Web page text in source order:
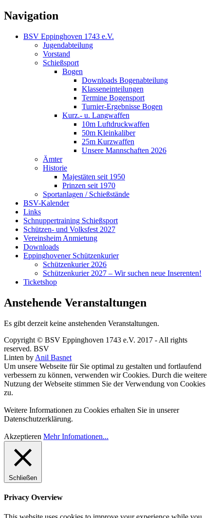
Navigation
BSV Eppinghoven 1743 e.V.
Jugendabteilung
Vorstand
Schießsport
Bogen
Downloads Bogenabteilung
Klasseneinteilungen
Termine Bogensport
Turnier-Ergebnisse Bogen
Kurz.- u. Langwaffen
10m Luftdruckwaffen
50m Kleinkaliber
25m Kurzwaffen
Unsere Mannschaften 2026
Ämter
Historie
Majestäten seit 1950
Prinzen seit 1970
Sportanlagen / Schießstände
BSV-Kalender
Links
Schnuppertraining Schießsport
Schützen- und Volksfest 2027
Vereinsheim Anmietung
Downloads
Eppinghovener Schützenkurier
Schützenkurier 2026
Schützenkurier 2027 – Wir suchen neue Inserenten!
Ticketshop
Anstehende Veranstaltungen
Es gibt derzeit keine anstehenden Veranstaltungen.
Copyright © BSV Eppinghoven 1743 e.V. 2017 - All rights
reserved. BSV
Linten by Anil Basnet
Um unsere Webseite für Sie optimal zu gestalten und fortlaufend
verbessern zu können, verwenden wir Cookies. Durch die weitere
Nutzung der Webseite stimmen Sie der Verwendung von Cookies
zu.
Weitere Informationen zu Cookies erhalten Sie in unserer
Datenschutzerklärung.
Akzeptieren Mehr Infomationen...
Schließen
Privacy Overview